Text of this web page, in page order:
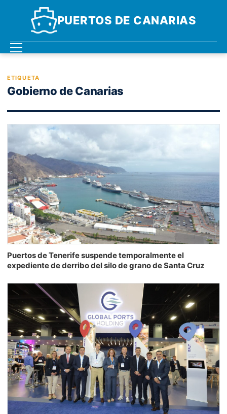
PUERTOS DE CANARIAS
ETIQUETA
Gobierno de Canarias
Puertos de Tenerife suspende temporalmente el
expediente de derribo del silo de grano de Santa Cruz